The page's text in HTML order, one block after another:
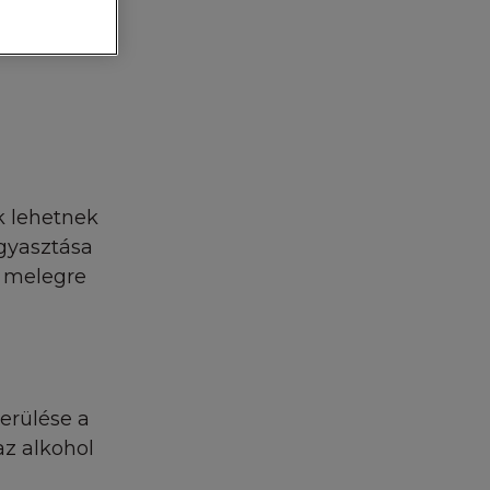
lehetnek
a
alkohol
garantálja a
időpontok
minden,
A L'Oréal
kapcsoltak,
Ezen
történik,
garanciát
vagy